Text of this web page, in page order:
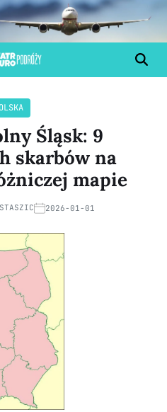
Śląsk: 9
skarbów na
mapie
2026-01-01